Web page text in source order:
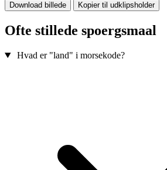
Download billede Kopier til udklipsholder
Ofte stillede spoergsmaal
Hvad er "land" i morsekode?